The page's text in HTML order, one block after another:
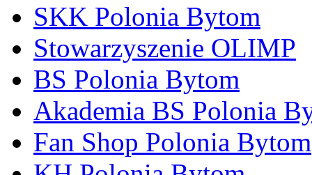
SKK Polonia Bytom
Stowarzyszenie OLIMP
BS Polonia Bytom
Akademia BS Polonia
Fan Shop Polonia Bytom